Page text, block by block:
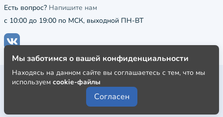
Есть вопрос? Напишите нам
с 10:00 до 19:00 по МСК, выходной ПН-ВТ
Публичная оферта
Пользовательское соглашение
Политика конфиденциальности
Мы заботимся о вашей конфиденциальности
Находясь на данном сайте вы соглашаетесь с тем, что мы
используем cookie-файлы
Согласен